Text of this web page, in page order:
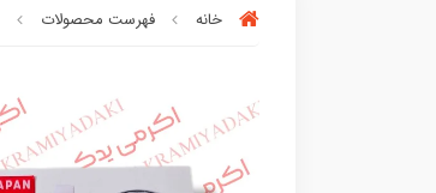
خانه فهرست محصولات